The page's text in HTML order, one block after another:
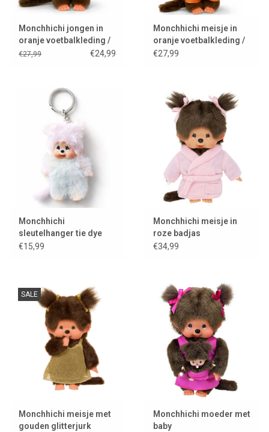
Monchhichi jongen in
oranje voetbalkleding /
wk 2026
€27,99 €24,99
Monchhichi meisje in
oranje voetbalkleding /
wk 2026
€27,99
Monchhichi
sleutelhanger tie dye
€15,99
Monchhichi meisje in
roze badjas
€34,99
SALE
Monchhichi meisje met
gouden glitterjurk
Monchhichi moeder met
baby